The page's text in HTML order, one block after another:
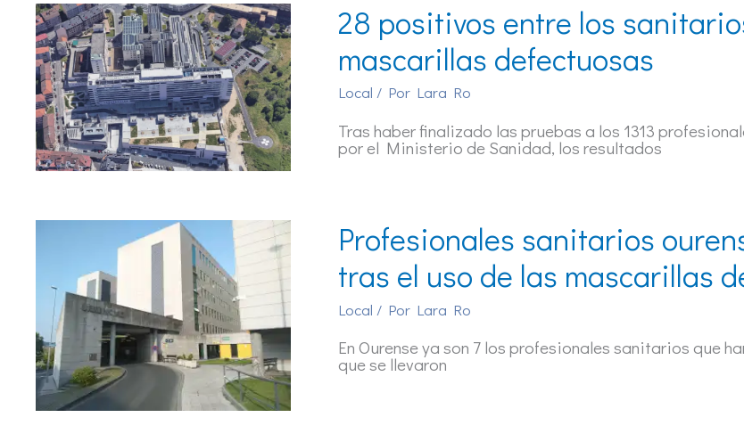
28 positivos entre los
mascarillas defectuosas
Local / Por Lara Ro
Tras haber finalizado las pruebas a los 1313
por el Ministerio de Sanidad, los resultados
Profesionales sanitarios
tras el uso de las mascarillas
Local / Por Lara Ro
En Ourense ya son 7 los profesionales sanitarios que
que se llevaron